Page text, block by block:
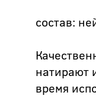
состав:
натирают
время